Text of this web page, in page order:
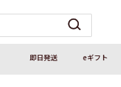
即⽇発送 eギフト